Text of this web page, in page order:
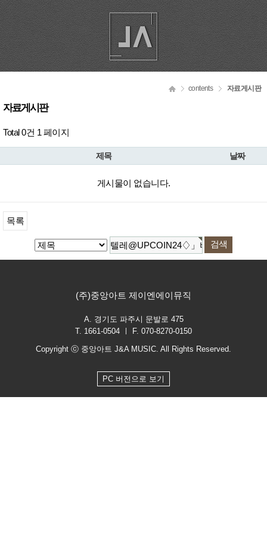
contents 자료게시판
자료게시판
Total 0건 1 페이지
제목 날짜
게시물이 없습니다.
목록
(주)중앙아트 제이엔에이뮤직
A. 경기도 파주시 문발로 475
T. 1661-0504 ㅣ F. 070-8270-0150
Copyright ⓒ 중앙아트 J&A MUSIC. All Rights Reserved.
PC 버전으로 보기